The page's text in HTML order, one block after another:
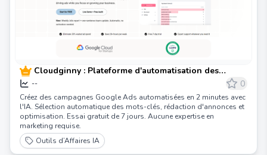
Cloudginny : Plateforme d'automatisation des
annonces Google alimentée par l'IA
-- 0
Créez des campagnes Google Ads automatisées en 2 minutes avec
l'IA. Sélection automatique des mots-clés, rédaction d'annonces et
optimisation. Essai gratuit de 7 jours. Aucune expertise en
marketing requise.
Outils d’Affaires IA